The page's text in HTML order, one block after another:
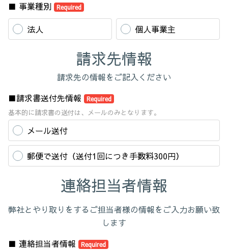
■ 事業種別 Required
法人 個人事業主
請求先情報
請求先の情報をご記入ください
■請求書送付先情報
Required
基本的に請求書の送付は、メールのみとなります。
メール送付
郵便で送付（送付1回につき手数料300円）
連絡担当者情報
弊社とやり取りをするご担当者様の情報をご入力お願い致
します
■ 連絡担当者情報
Required